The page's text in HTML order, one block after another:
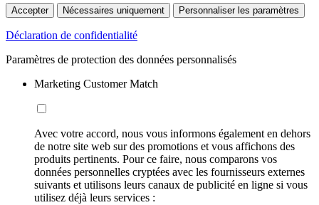
Accepter Nécessaires uniquement Personnaliser les paramètres
Déclaration de confidentialité
Paramètres de protection des données personnalisés
Marketing Customer Match
Avec votre accord, nous vous informons également en dehors
de notre site web sur des promotions et vous affichons des
produits pertinents. Pour ce faire, nous comparons vos
données personnelles cryptées avec les fournisseurs externes
suivants et utilisons leurs canaux de publicité en ligne si vous
utilisez déjà leurs services :